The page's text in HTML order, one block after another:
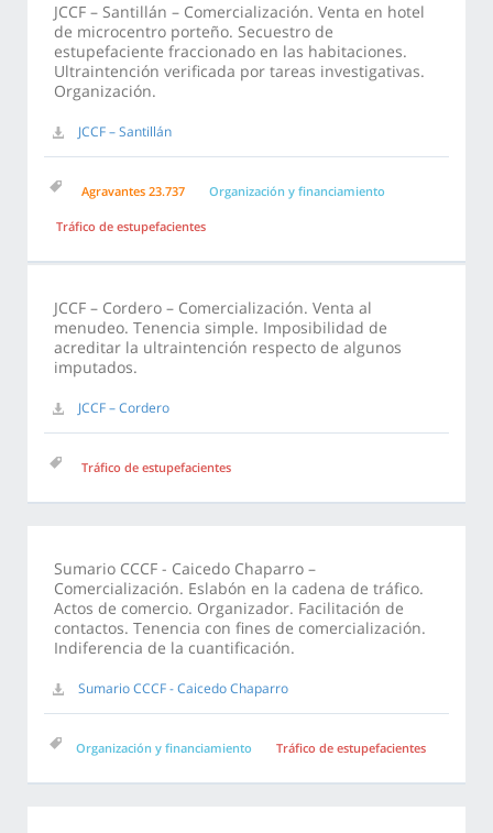
JCCF – Santillán – Comercialización. Venta en hotel
de microcentro porteño. Secuestro de
estupefaciente fraccionado en las habitaciones.
Ultraintención verificada por tareas investigativas.
Organización.
JCCF – Santillán
Agravantes 23.737 Organización y financiamiento
Tráfico de estupefacientes
JCCF – Cordero – Comercialización. Venta al
menudeo. Tenencia simple. Imposibilidad de
acreditar la ultraintención respecto de algunos
imputados.
JCCF – Cordero
Tráfico de estupefacientes
Sumario CCCF - Caicedo Chaparro –
Comercialización. Eslabón en la cadena de tráfico.
Actos de comercio. Organizador. Facilitación de
contactos. Tenencia con fines de comercialización.
Indiferencia de la cuantificación.
Sumario CCCF - Caicedo Chaparro
Organización y financiamiento Tráfico de estupefacientes